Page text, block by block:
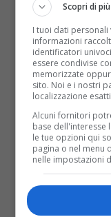
Attualità4 anni
Venerdì
tema: La
Organizza
Scopri di più
I tuoi dati
informazioni
identificatori
essere condivise
memorizzate
sito. Noi e i nostri
localizzazione
Alcuni fornitori
base dell'interesse
le tue opzioni qui
pagina o nel menu
nelle impostazioni